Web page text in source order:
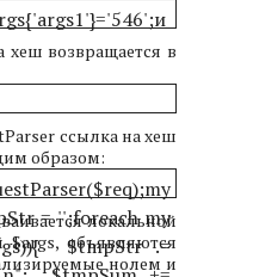
и
возвращается в
ссылка на хеш
образом:
my
= '';foreach my
{$tmpStr .=
локальной
объявляются
нолем и